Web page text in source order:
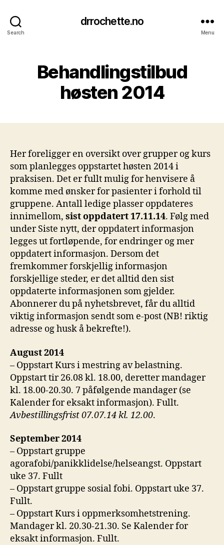
Search
drrochette.no
Menu
Behandlingstilbud
høsten 2014
Her foreligger en oversikt over grupper og kurs
som planlegges oppstartet høsten 2014 i
praksisen. Det er fullt mulig for henvisere å
komme med ønsker for pasienter i forhold til
gruppene. Antall ledige plasser oppdateres
innimellom, sist oppdatert 17.11.14. Følg med
under Siste nytt, der oppdatert informasjon
legges ut fortløpende, for endringer og mer
oppdatert informasjon. Dersom det
fremkommer forskjellig informasjon
forskjellige steder, er det alltid den sist
oppdaterte informasjonen som gjelder.
Abonnerer du på nyhetsbrevet, får du alltid
viktig informasjon sendt som e-post (NB! riktig
adresse og husk å bekrefte!).
August 2014
– Oppstart Kurs i mestring av belastning.
Oppstart tir 26.08 kl. 18.00, deretter mandager
kl. 18.00-20.30. 7 påfølgende mandager (se
Kalender for eksakt informasjon). Fullt.
Avbestillingsfrist 07.07.14 kl. 12.00.
September 2014
– Oppstart gruppe
agorafobi/panikklidelse/helseangst. Oppstart
uke 37. Fullt
– Oppstart gruppe sosial fobi. Oppstart uke 37.
Fullt.
– Oppstart Kurs i oppmerksomhetstrening.
Mandager kl. 20.30-21.30. Se Kalender for
eksakt informasjon. Fullt.